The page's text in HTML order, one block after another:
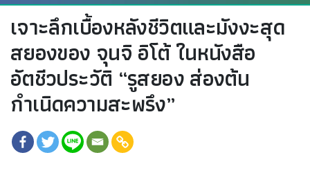
เจาะลึกเบื้องหลังชีวิตและมังงะสุด
สยองของ จุนจิ อิโต้ ในหนังสือ
อัตชีวประวัติ “รูสยอง ส่องต้น
กำเนิดความสะพรึง”